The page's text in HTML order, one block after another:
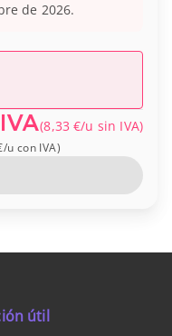
de 2026.
(8,33 €/u sin IVA)
/u con IVA)
útil